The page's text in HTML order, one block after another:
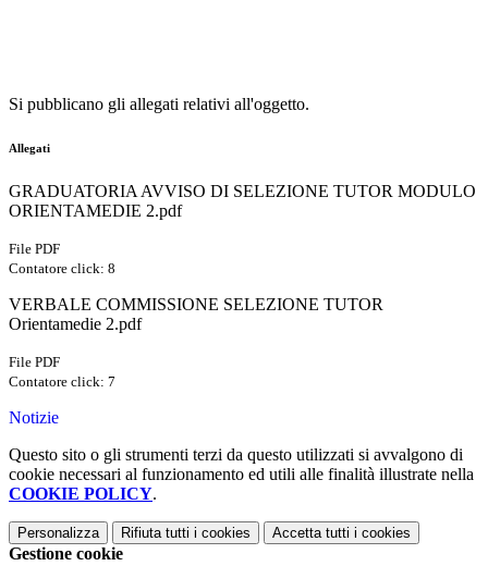
Si pubblicano gli allegati relativi all'oggetto.
Allegati
GRADUATORIA AVVISO DI SELEZIONE TUTOR MODULO
ORIENTAMEDIE 2.pdf
File PDF
Contatore click: 8
VERBALE COMMISSIONE SELEZIONE TUTOR
Orientamedie 2.pdf
File PDF
Contatore click: 7
Notizie
Questo sito o gli strumenti terzi da questo utilizzati si avvalgono di
cookie necessari al funzionamento ed utili alle finalità illustrate nella
COOKIE POLICY.
Personalizza Rifiuta tutti i cookies Accetta tutti i cookies
Gestione cookie